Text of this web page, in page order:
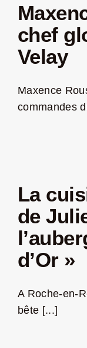
chef
Velay
Maxence
commandes
La
de
d’Or »
A Roche-en-
bête [...]